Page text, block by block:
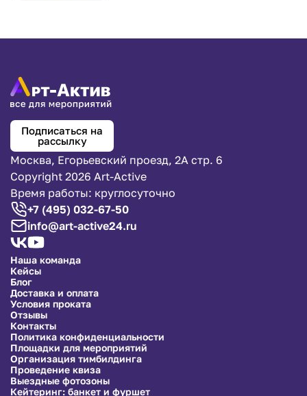
Подписаться на
рассылку
Москва, Егорьевский проезд, 2А стр. 6
Copyright 2026 Art-Active
Время работы: круглосуточно
+7 (495) 032-67-50
info@art-active24.ru
Наша команда
Кейсы
Блог
Доставка и оплата
Условия проката
Отзывы
Контакты
Политика конфиденциальности
Площадки для мероприятий
Организация тимбилдинга
Проведение квиза
Выездные фотозоны
Кейтеринг: банкет и фуршет